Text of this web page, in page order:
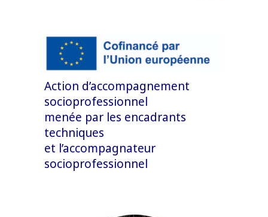
Action d’accompagnement
socioprofessionnel
menée par les encadrants
techniques
et l’accompagnateur
socioprofessionnel